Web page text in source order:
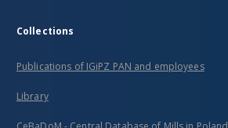
Collections
Publications of IGiPZ PAN and employees
Library